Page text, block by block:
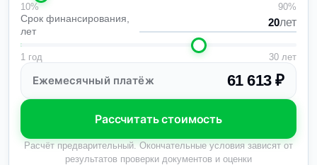
10% 90%
Срок финансирования,
лет
лет
1 год 30 лет
Ежемесячный платёж 61 613 ₽
Рассчитать стоимость
Расчёт предварительный. Окончательные условия зависят от
результатов проверки документов и оценки